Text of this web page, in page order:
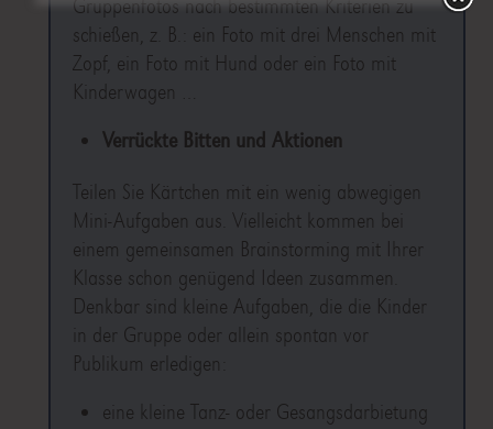
Gruppenfotos nach bestimmten Kriterien zu
schießen, z. B.: ein Foto mit drei Menschen mit
Zopf, ein Foto mit Hund oder ein Foto mit
Kinderwagen …
Verrückte Bitten und Aktionen
Teilen Sie Kärtchen mit ein wenig abwegigen
Mini-Aufgaben aus. Vielleicht kommen bei
einem gemeinsamen Brainstorming mit Ihrer
Klasse schon genügend Ideen zusammen.
Denkbar sind kleine Aufgaben, die die Kinder
in der Gruppe oder allein spontan vor
Publikum erledigen:
eine kleine Tanz- oder Gesangsdarbietung